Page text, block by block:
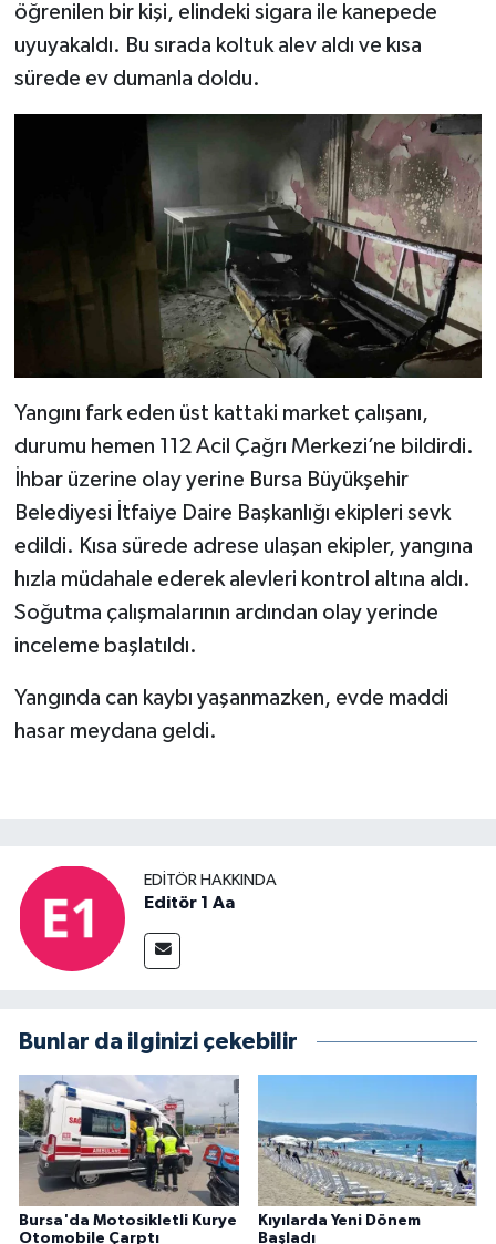
öğrenilen bir kişi, elindeki sigara ile kanepede
uyuyakaldı. Bu sırada koltuk alev aldı ve kısa
sürede ev dumanla doldu.
Yangını fark eden üst kattaki market çalışanı,
durumu hemen 112 Acil Çağrı Merkezi’ne bildirdi.
İhbar üzerine olay yerine Bursa Büyükşehir
Belediyesi İtfaiye Daire Başkanlığı ekipleri sevk
edildi. Kısa sürede adrese ulaşan ekipler, yangına
hızla müdahale ederek alevleri kontrol altına aldı.
Soğutma çalışmalarının ardından olay yerinde
inceleme başlatıldı.
Yangında can kaybı yaşanmazken, evde maddi
hasar meydana geldi.
EDITÖR HAKKINDA
Editör 1 Aa
Bunlar da ilginizi çekebilir
Bursa'da Motosikletli Kurye
Otomobile Çarptı
Kıyılarda Yeni Dönem
Başladı